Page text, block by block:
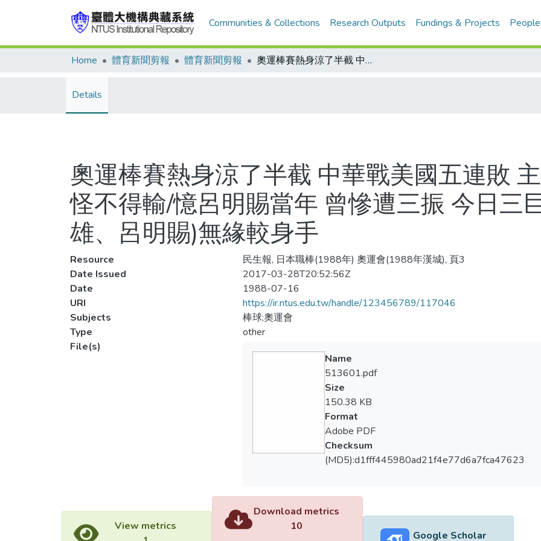
Communities & Collections Research Outputs Fundings & Projects People
Home 體育新聞剪報 體育新聞剪報 奧運棒賽熱身涼了半截 中華戰美國五連敗 主將旅日、傷兵又多 怪不得輸/憶呂明賜當年 曾慘遭三振 今日三巨頭(郭泰源、莊勝雄、呂明賜)無緣較身手
Details
奧運棒賽熱身涼了半截 中華戰美國五連敗
怪不得輸/憶呂明賜當年 曾慘遭三振 今日三
雄、呂明賜)無緣較身手
Resource
民生報, 日本職棒(1988年) 奧運會(1988年漢城), 頁3
Date Issued
2017-03-28T20:52:56Z
Date
1988-07-16
URI
https://ir.ntus.edu.tw/handle/123456789/117046
Subjects
棒球;奧運會
Type
other
File(s)
Name
513601.pdf
Size
150.38 KB
Format
Adobe PDF
Checksum
(MD5):d1fff445980ad21f4e77d6a7fca47623
View metrics
Download metrics
10
Google Scholar